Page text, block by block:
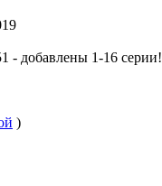
- добавлены 1-16 серии!
)